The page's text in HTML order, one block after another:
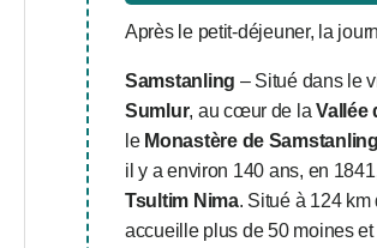
Après le petit-déjeuner, la
Samstanling – Situé dans le
Sumlur, au cœur de laVallée
le Monastère de Samstanling
il y a environ 140 ans, en
Tsultim Nima. Situé à 124 km
accueille plus de 50 moines et